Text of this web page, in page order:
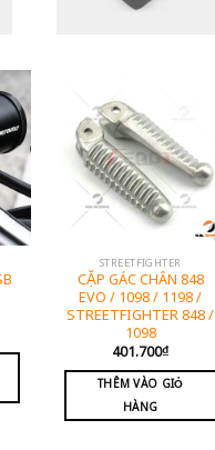
STREETFIGHTER
CẶP GÁC CHÂN 848
EVO / 1098 / 1198 /
STREETFIGHTER 848 /
1098
401.700₫
THÊM VÀO GIỎ
HÀNG